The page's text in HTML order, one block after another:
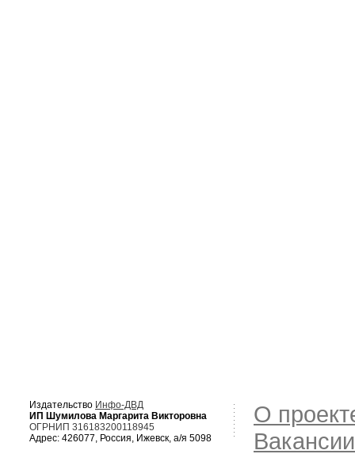
Издательство Инфо-ДВД
ИП Шумилова Маргарита Викторовна
ОГРНИП 316183200118945
Адрес: 426077, Россия, Ижевск, а/я 5098
О
Вакансии